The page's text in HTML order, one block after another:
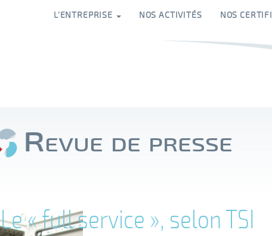
L’ENTREPRISE NOS ACTIVITÉS NOS
Revue de presse
Le « full service », selon TSI